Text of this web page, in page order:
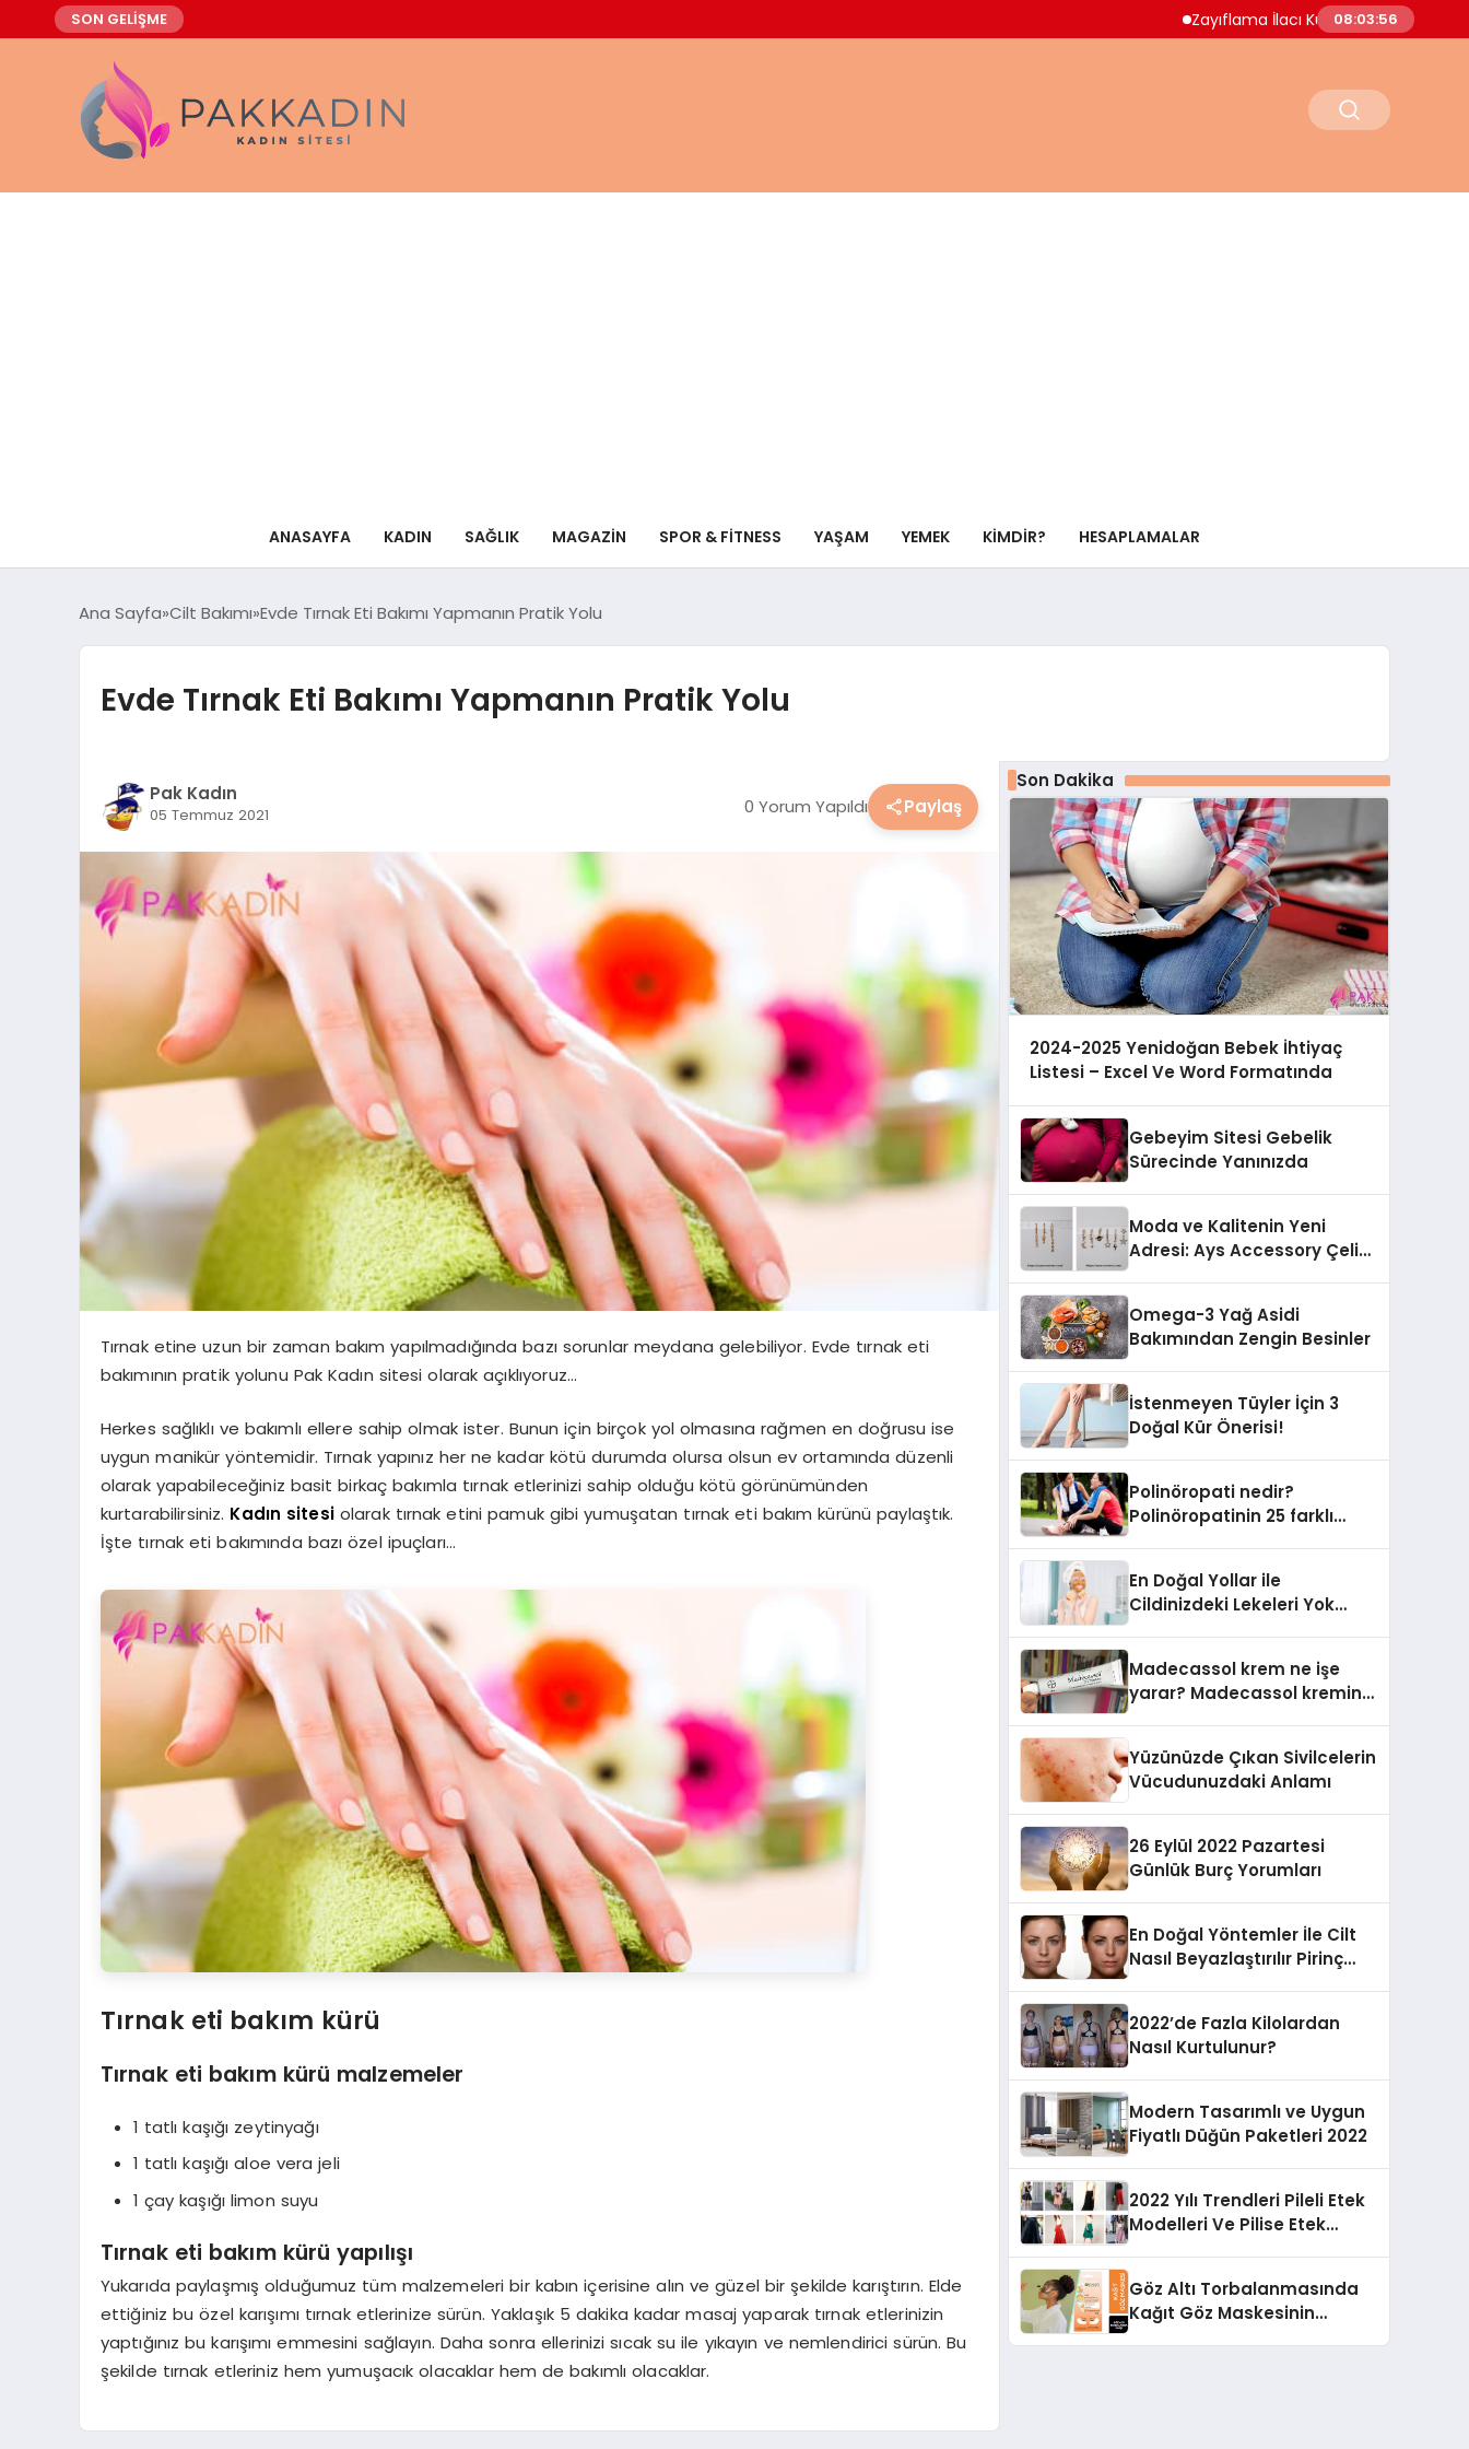
SON GELİŞME Zayıflama İlacı Kullanan Kadın Hayatını
08:03:57
ANASAYFA KADIN SAĞLIK MAGAZIN SPOR & FITNESS YAŞAM YEMEK KIMDIR? HESAPLAMALAR
Ana Sayfa Cilt Bakımı Evde Tırnak Eti Bakımı Yapmanın Pratik Yolu
Evde Tırnak Eti Bakımı Yapmanın Pratik Yolu
Pak Kadın
05 Temmuz 2021 0 Yorum Yapıldı Paylaş
Tırnak etine uzun bir zaman bakım yapılmadığında bazı sorunlar meydana gelebiliyor. Evde tırnak eti
bakımının pratik yolunu Pak Kadın sitesi olarak açıklıyoruz…
Herkes sağlıklı ve bakımlı ellere sahip olmak ister. Bunun için birçok yol olmasına rağmen en doğrusu ise
uygun manikür yöntemidir. Tırnak yapınız her ne kadar kötü durumda olursa olsun ev ortamında düzenli
olarak yapabileceğiniz basit birkaç bakımla tırnak etlerinizi sahip olduğu kötü görünümünden
kurtarabilirsiniz. Kadın sitesiolarak tırnak etini pamuk gibi yumuşatan tırnak eti bakım kürünü paylaştık.
İşte tırnak eti bakımında bazı özel ipuçları…
Tırnak eti bakım kürü
Tırnak eti bakım kürü malzemeler
1 tatlı kaşığı zeytinyağı
1 tatlı kaşığı aloe vera jeli
1 çay kaşığı limon suyu
Tırnak eti bakım kürü yapılışı
Yukarıda paylaşmış olduğumuz tüm malzemeleri bir kabın içerisine alın ve güzel bir şekilde karıştırın. Elde
ettiğiniz bu özel karışımı tırnak etlerinize sürün. Yaklaşık 5 dakika kadar masaj yaparak tırnak etlerinizin
yaptığınız bu karışımı emmesini sağlayın. Daha sonra ellerinizi sıcak su ile yıkayın ve nemlendirici sürün. Bu
şekilde tırnak etleriniz hem yumuşacık olacaklar hem de bakımlı olacaklar.
Son Dakika
2024-2025 Yenidoğan Bebek İhtiyaç
Listesi – Excel Ve Word Formatında
Gebeyim Sitesi Gebelik
Sürecinde Yanınızda
Moda ve Kalitenin Yeni
Adresi: Ays Accessory Çelik
Omega-3 Yağ Asidi
Bakımından Zengin Besinler
İstenmeyen Tüyler İçin 3
Doğal Kür Önerisi!
Polinöropati nedir?
Polinöropatinin 25 farklı
En Doğal Yollar ile
Cildinizdeki Lekeleri Yok
Madecassol krem ne işe
yarar? Madecassol kremin
Yüzünüzde Çıkan Sivilcelerin
Vücudunuzdaki Anlamı
26 Eylül 2022 Pazartesi
Günlük Burç Yorumları
En Doğal Yöntemler İle Cilt
Nasıl Beyazlaştırılır Pirinç
2022’de Fazla Kilolardan
Nasıl Kurtulunur?
Modern Tasarımlı ve Uygun
Fiyatlı Düğün Paketleri 2022
2022 Yılı Trendleri Pileli Etek
Modelleri Ve Pilise Etek
Göz Altı Torbalanmasında
Kağıt Göz Maskesinin